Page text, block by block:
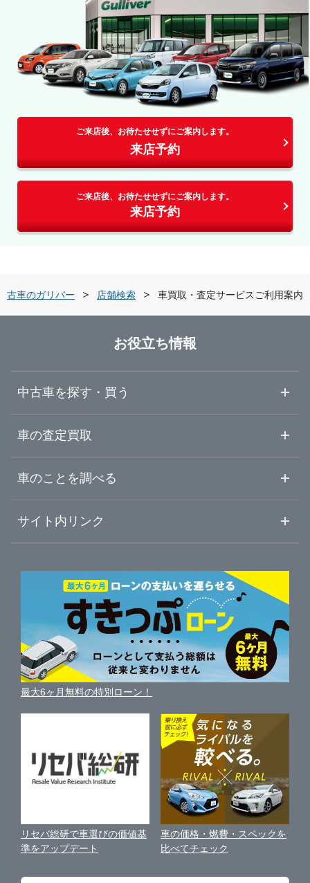
ご来店後、お待たせせずにご案内します。
来店予約
ご来店後、お待たせせずにご案内します。
来店予約
古車のガリバー 店舗検索 車買取・査定サービスご利用案内
お役立ち情報
中古車を探す・買う
中古車情報・中古車検索
初めての中古車購入ガイド
中古車人気ランキング
自動車ローンを調べる
ガリバーの自動車ローン
車買い替えの基礎知識
近くのお店で車を探す
車の査定買取
車査定・車買取ならガリバー
ガリバーの査定が選ばれる理由
車を売る時よくある質問
便利な査定サービス
中古車買取相場（毎月更新）
車の個人売買ガイド
車のことを調べる
車初心者まとめ
新車・中古車カタログ
車の燃費を調べる
車種別クチコミ
車比較サイト
サイト内リンク
サイトマップ
サイトの使用条件
利用規約
保険代理店業務に関する基本方針
古物営業法に基づく表示
お客様の声
会社案内
最大6ヶ月無料の特別ローン！
リセバ総研で車選びの価値基
準をアップデート
車の価格・燃費・スペックを
比べてチェック